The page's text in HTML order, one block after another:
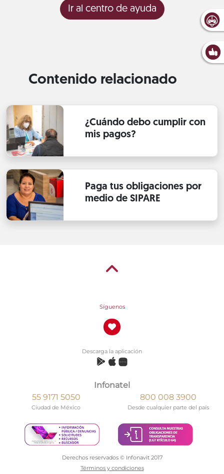
Ir al centro de ayuda
Contenido relacionado
¿Cuándo debo cumplir con
mis pagos?
Paga tus obligaciones por
medio de SIPARE
Síguenos
Descarga la aplicación
Infonatel
55 9171 5050
Ciudad de México
800 008 3900
Desde cualquier parte del país
Derechos reservados © Infonavit 2017
Términos y condiciones